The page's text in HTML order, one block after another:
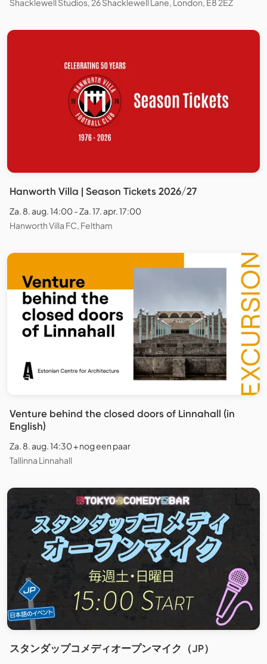
Shacklewell Studios, 26 Shacklewell Lane, London, E8 2EZ
Hanworth Villa | Season Tickets 2026/27
Za. 8. aug. 14:00 - Za. 17. apr. 17:00
Hanworth Villa FC, Feltham
Venture behind the closed doors of Linnahall (in
English)
Za. 8. aug. 14:30 + nog een paar
Tallinna Linnahall
スタンダップコメディオープンマイク（JP）